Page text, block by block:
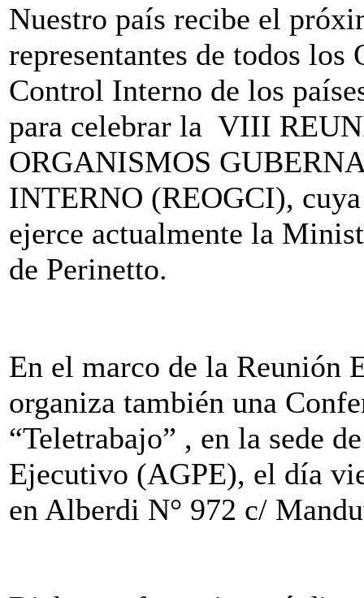
Nuestro país recibe el
representantes de todos los
Control Interno de los
para celebrar la VIII
ORGANISMOS
INTERNO (REOGCI),
ejerce actualmente la
de Perinetto.
En el marco de la Reunión
organiza también una
“Teletrabajo” , en la sede
Ejecutivo (AGPE), el día
en Alberdi N° 972 c/